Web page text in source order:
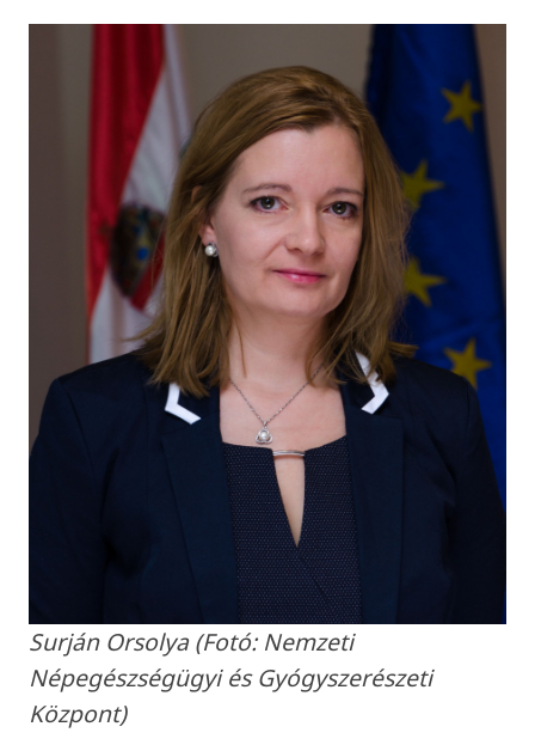
Surján Orsolya (Fotó: Nemzeti
Népegészségügyi és Gyógyszerészeti
Központ)